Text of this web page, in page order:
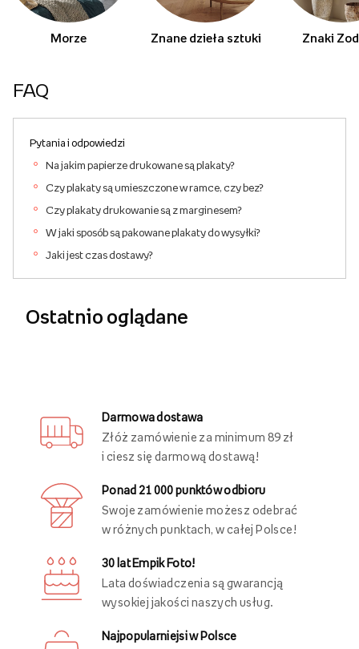
Morze Znane dzieła sztuki Znaki
FAQ
Pytania i odpowiedzi
Na jakim papierze drukowane są plakaty?
Czy plakaty są umieszczone w ramce, czy bez?
Czy plakaty drukowanie są z marginesem?
W jaki sposób są pakowane plakaty do wysyłki?
Jaki jest czas dostawy?
Ostatnio oglądane
Darmowa dostawa
Złóż zamówienie za minimum 89 zł
i ciesz się darmową dostawą!
Ponad 21 000 punktów odbioru
Swoje zamówienie możesz odebrać
w różnych punktach, w całej Polsce!
30 lat Empik Foto!
Lata doświadczenia są gwarancją
wysokiej jakości naszych usług.
Najpopularniejsi w Polsce